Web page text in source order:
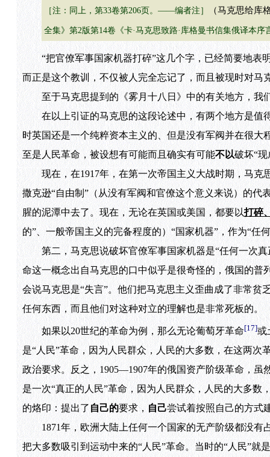
［注：同上，第33卷第206页。——编者注］ （马克思给库
全集》第2版第14卷《卡·马克思致路·库格曼书信集俄译本
“把官僚军事国家机器打碎”这几个字，已经简要地表
而正是这个教训，不仅被人完全忘记了，而且被现时对马
至于马克思提到的《雾月十八日》中的有关地方，我
在以上引证的马克思的这段论述中，有两个地方是值
时英国还是一个纯粹资本主义的、但是没有军阀并在很
至是人民革命，被设想有可能而且确实有可能不以破坏“
现在，在1917年，在第一次帝国主义大战时期，马克
撒克逊“自由制”（从没有军阀和官僚这个意义来说）的
腥的泥潭中去了。现在，无论在英国或美国，都要以打碎
的”、一般帝国主义的完备程度的）“国家机器”，作为“任
第二，马克思说破坏官僚军事国家机器是“任何一次真
命这一概念出自马克思的口中似乎是很奇怪的，俄国的
会说马克思是“失言”。他们把马克思主义歪曲成了非常
任何东西，而且他们对这种对立的理解也是非常死板的。
如果以20世纪的革命为例，那么无论葡萄牙革命[17]或
是“人民”革命，因为人民群众，人民的大多数，在这两
政治要求。反之，1905—1907年的俄国资产阶级革命，虽
是一次“真正的人民”革命，因为人民群众，人民的大多
的烙印：提出了 自己的要求， 自己尝试着按照自己的方式
1871年，欧洲大陆上任何一个国家的无产阶级都没有
把大多数吸引到运动中来的“人民”革命。当时的“人民”